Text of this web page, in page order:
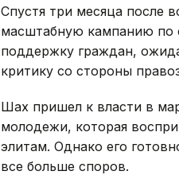
Спустя три месяца после
масштабную кампанию по
поддержку граждан,
критику со стороны
Шах пришел к власти в
молодежи, которая
элитам. Однако его
все больше споров.